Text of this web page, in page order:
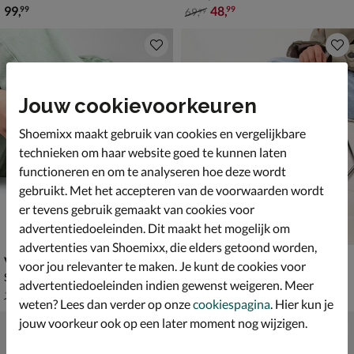
€ 99,99
99,99 van € 69,99 voor € 48,99
69,99 48,99
Vans KNU Stack
Sneakers - zwart
van € 119,99 voor € 83,99
119 83 ,99
Posh Feline
van € 59,99 voor € 41,99
59 41,99
Jouw cookievoorkeuren
Shoemixx maakt gebruik van cookies en vergelijkbare
technieken om haar website goed te kunnen laten
functioneren en om te analyseren hoe deze wordt
gebruikt. Met het accepteren van de voorwaarden wordt
er tevens gebruik gemaakt van cookies voor
advertentiedoeleinden. Dit maakt het mogelijk om
advertenties van Shoemixx, die elders getoond worden,
voor jou relevanter te maken. Je kunt de cookies voor
advertentiedoeleinden indien gewenst weigeren. Meer
weten? Lees dan verder op onzecookiespagina. Hier kun je
jouw voorkeur ook op een later moment nog wijzigen.